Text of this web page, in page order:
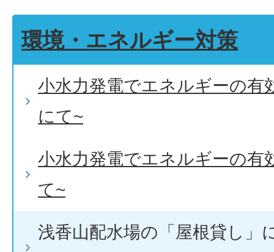
環境・エネルギー対策
小水力発電でエネルギーの有
にて~
小水力発電でエネルギーの有
て~
浅香山配水場の「屋根貸し」